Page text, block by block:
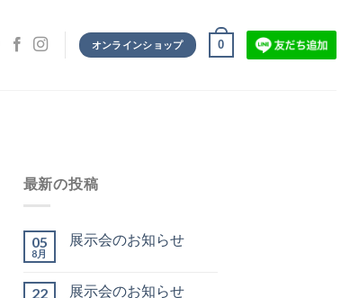
オンラインショップ 0
最新の投稿
05
8月
展示会のお知らせ
22 展示会のお知らせ